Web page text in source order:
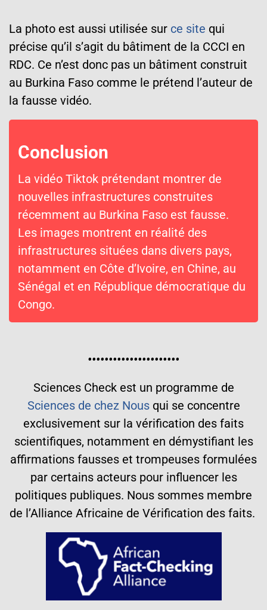
La photo est aussi utilisée sur ce site qui
précise qu’il s’agit du bâtiment de la CCCI en
RDC. Ce n’est donc pas un bâtiment construit
au Burkina Faso comme le prétend l’auteur de
la fausse vidéo.
Conclusion
La vidéo Tiktok prétendant montrer de
nouvelles infrastructures construites
récemment au Burkina Faso est fausse.
Les images montrent en réalité des
infrastructures situées dans divers pays,
notamment en Côte d’Ivoire, en Chine, au
Sénégal et en République démocratique du
Congo.
••••••••••••••••••••••
Sciences Check est un programme de
Sciences de chez Nousqui se concentre
exclusivement sur la vérification des faits
scientifiques, notamment en démystifiant les
affirmations fausses et trompeuses formulées
par certains acteurs pour influencer les
politiques publiques. Nous sommes membre
de l’Alliance Africaine de Vérification des faits.